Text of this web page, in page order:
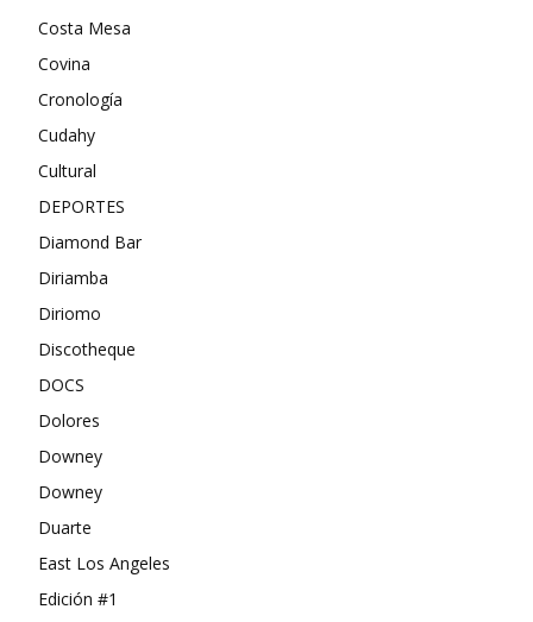
Costa Mesa
Covina
Cronología
Cudahy
Cultural
DEPORTES
Diamond Bar
Diriamba
Diriomo
Discotheque
DOCS
Dolores
Downey
Downey
Duarte
East Los Angeles
Edición #1